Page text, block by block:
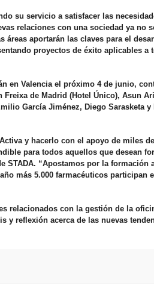
su servicio a satisfacer las
relaciones con una sociedad ya no
aportarán las claves para el
proyectos de éxito aplicables a
en Valencia el próximo 4 de junio,
de Madrid (Hotel Único), Asun
García Jiménez, Diego Sarasketa y
y hacerlo con el apoyo de miles de
para todos aquellos que desean
STADA. “Apostamos por la formación
más 5.000 farmacéuticos participan
relacionados con la gestión de la
y reflexión acerca de las nuevas